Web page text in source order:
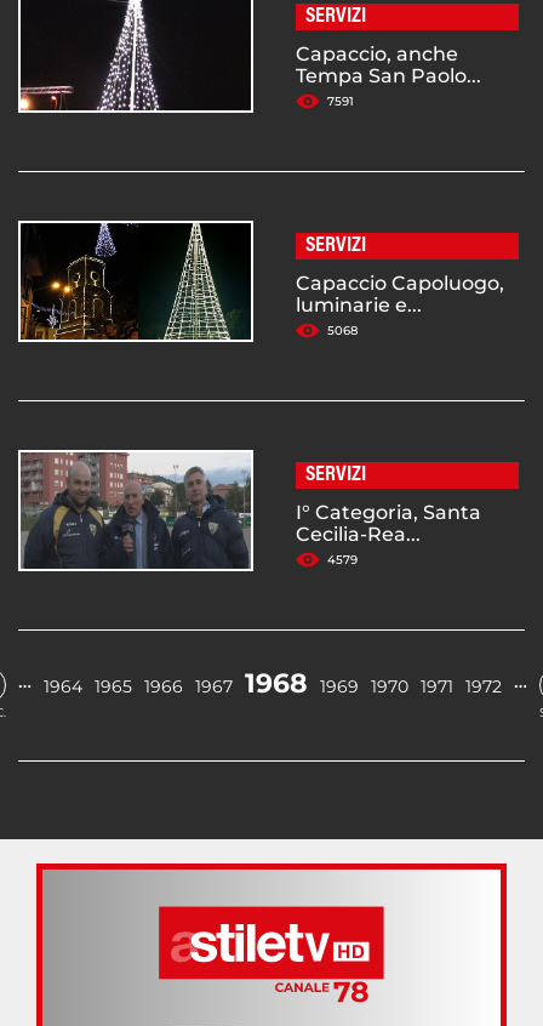
SERVIZI
Capaccio, anche
Tempa San Paolo...
7591
SERVIZI
Capaccio Capoluogo,
luminarie e...
5068
SERVIZI
I° Categoria, Santa
Cecilia-Rea...
4579
… 1964 1965 1966 1967 1968 1969 1970 1971 1972 …